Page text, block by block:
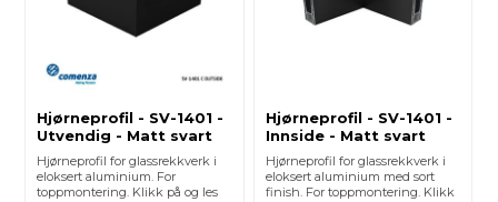
Hjørneprofil - SV-1401 -
Utvendig - Matt svart
Hjørneprofil for glassrekkverk i
eloksert aluminium. For
toppmontering. Klikk på og les
Hjørneprofil - SV-1401 -
Innside - Matt svart
Hjørneprofil for glassrekkverk i
eloksert aluminium med sort
finish. For toppmontering. Klikk